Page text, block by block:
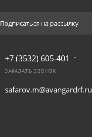
Подписаться на рассылку
+7 (3532) 605-401
ЗАКАЗАТЬ ЗВОНОК
safarov.m@avangardrf.ru